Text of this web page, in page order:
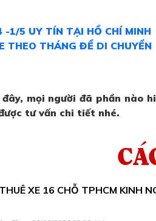
-1/5 UY TÍN TẠI HỒ CHÍ MINH
THEO THÁNG ĐỂ DI CHUYỂN
mọi người đã phần nào
tư vấn chi tiết nhé.
XE 16 CHỖ TPHCM KINH